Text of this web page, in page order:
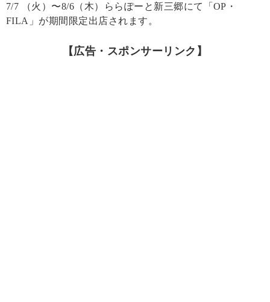
7/7 （火）〜8/6（木）ららぽーと新三郷にて「OP・
FILA」が期間限定出店されます。
【広告・スポンサーリンク】